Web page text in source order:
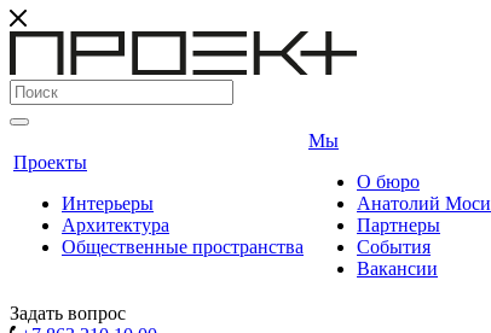
Проекты
Интерьеры
Архитектура
Общественные пространства
Мы
О бюро
Анатолий
Партнеры
События
Вакансии
Задать вопрос